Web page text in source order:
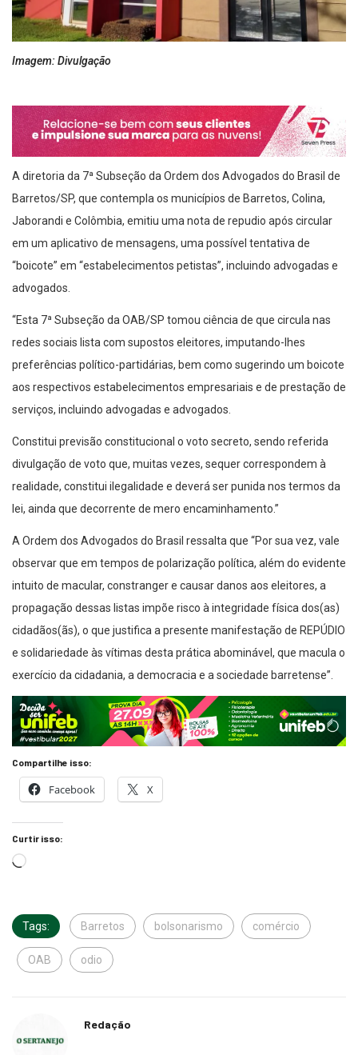
Imagem: Divulgação
A diretoria da 7ª Subseção da Ordem dos Advogados do Brasil de
Barretos/SP, que contempla os municípios de Barretos, Colina,
Jaborandi e Colômbia, emitiu uma nota de repudio após circular
em um aplicativo de mensagens, uma possível tentativa de
“boicote” em “estabelecimentos petistas”, incluindo advogadas e
advogados.
“Esta 7ª Subseção da OAB/SP tomou ciência de que circula nas
redes sociais lista com supostos eleitores, imputando-lhes
preferências político-partidárias, bem como sugerindo um boicote
aos respectivos estabelecimentos empresariais e de prestação de
serviços, incluindo advogadas e advogados.
Constitui previsão constitucional o voto secreto, sendo referida
divulgação de voto que, muitas vezes, sequer correspondem à
realidade, constitui ilegalidade e deverá ser punida nos termos da
lei, ainda que decorrente de mero encaminhamento.”
A Ordem dos Advogados do Brasil ressalta que “Por sua vez, vale
observar que em tempos de polarização política, além do evidente
intuito de macular, constranger e causar danos aos eleitores, a
propagação dessas listas impõe risco à integridade física dos(as)
cidadãos(ãs), o que justifica a presente manifestação de REPÚDIO
e solidariedade às vítimas desta prática abominável, que macula o
exercício da cidadania, a democracia e a sociedade barretense”.
Compartilhe isso:
Facebook X
Curtir isso:
Tags: Barretos bolsonarismo comércio
OAB odio
Redação